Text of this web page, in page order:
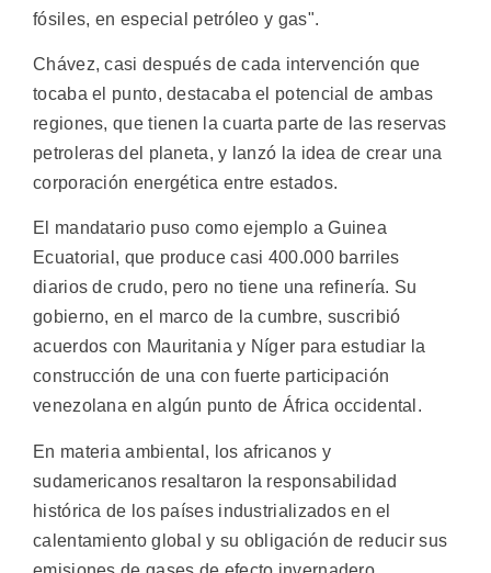
fósiles, en especial petróleo y gas".
Chávez, casi después de cada intervención que
tocaba el punto, destacaba el potencial de ambas
regiones, que tienen la cuarta parte de las reservas
petroleras del planeta, y lanzó la idea de crear una
corporación energética entre estados.
El mandatario puso como ejemplo a Guinea
Ecuatorial, que produce casi 400.000 barriles
diarios de crudo, pero no tiene una refinería. Su
gobierno, en el marco de la cumbre, suscribió
acuerdos con Mauritania y Níger para estudiar la
construcción de una con fuerte participación
venezolana en algún punto de África occidental.
En materia ambiental, los africanos y
sudamericanos resaltaron la responsabilidad
histórica de los países industrializados en el
calentamiento global y su obligación de reducir sus